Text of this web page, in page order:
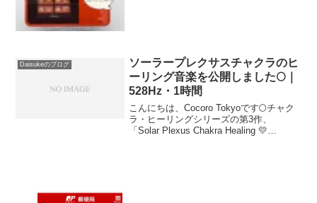
Daisukeのブログ
ソーラープレクサスチャクラのヒ
ーリング音楽を公開しました🌕｜
528Hz・1時間
こんにちは、Cocoro Tokyoです🌕チャク
ラ・ヒーリングシリーズの第3作、
「Solar Plexus Chakra Healing 💛